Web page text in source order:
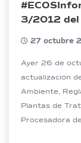
3/2012 del
27 octubre
Ayer 26 de
actualización
Ambiente,
Plantas de
Procesadora